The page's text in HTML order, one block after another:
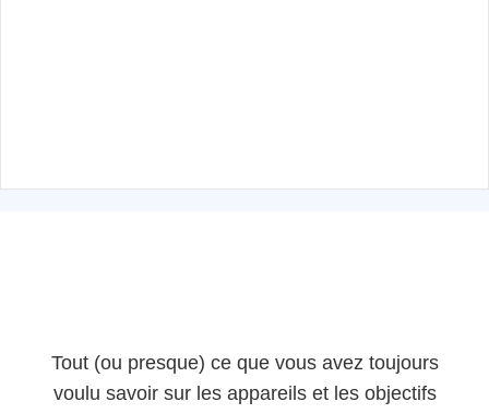
Tout (ou presque) ce que vous avez toujours
voulu savoir sur les appareils et les objectifs